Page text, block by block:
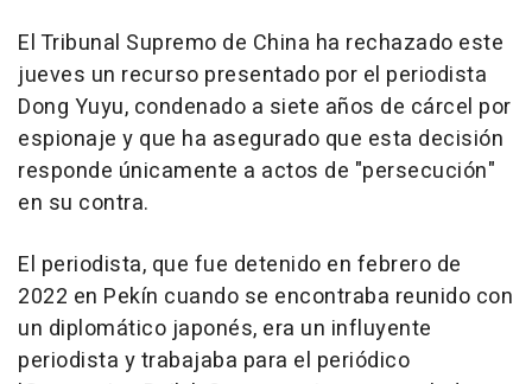
El Tribunal Supremo de China ha rechazado este
jueves un recurso presentado por el periodista
Dong Yuyu, condenado a siete años de cárcel por
espionaje y que ha asegurado que esta decisión
responde únicamente a actos de "persecución"
en su contra.
El periodista, que fue detenido en febrero de
2022 en Pekín cuando se encontraba reunido con
un diplomático japonés, era un influyente
periodista y trabajaba para el periódico